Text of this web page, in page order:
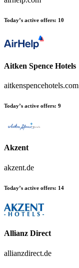
Today’s active offers: 10
Aitken Spence Hotels
aitkenspencehotels.com
Today’s active offers: 9
Akzent
akzent.de
Today’s active offers: 14
Allianz Direct
allianzdirect.de